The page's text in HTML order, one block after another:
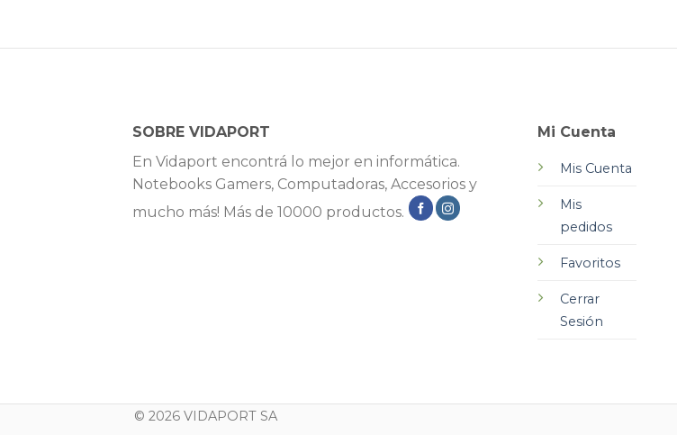
SOBRE VIDAPORT
En Vidaport encontrá lo mejor en informática.
Notebooks Gamers, Computadoras, Accesorios y
mucho más! Más de 10000 productos.
Mi Cuenta
Mis Cuenta
Mis
pedidos
Favoritos
Cerrar
Sesión
© 2026 VIDAPORT SA